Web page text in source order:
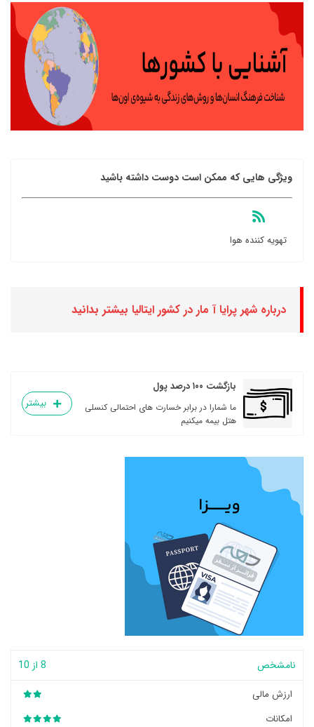
ویژگی هایی که ممکن است دوست داشته باشید
تهویه کننده هوا
درباره شهر پرایا آ مار در کشور ایتالیا بیشتر بدانید
بازگشت ۱۰۰ درصد پول
ما شمارا در برابر خسارت های احتمالی کنسلی
هتل بیمه میکنیم
بیشتر
نامشخص 8 از 10
ارزش مالی
امکانات